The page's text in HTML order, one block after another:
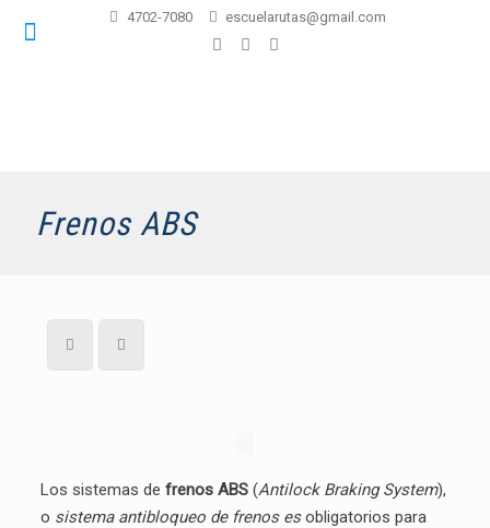
4702-7080 escuelarutas@gmail.com
Frenos ABS
Los sistemas de frenos ABS(Antilock Braking System),
o sistema antibloqueo de frenos esobligatorios para